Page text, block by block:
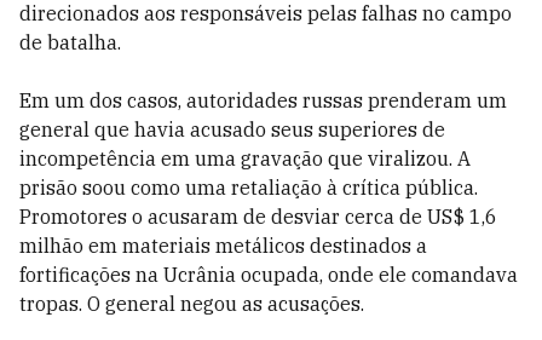
direcionados aos responsáveis pelas falhas no campo
de batalha.
Em um dos casos, autoridades russas prenderam um
general que havia acusado seus superiores de
incompetência em uma gravação que viralizou. A
prisão soou como uma retaliação à crítica pública.
Promotores o acusaram de desviar cerca de US$ 1,6
milhão em materiais metálicos destinados a
fortificações na Ucrânia ocupada, onde ele comandava
tropas. O general negou as acusações.